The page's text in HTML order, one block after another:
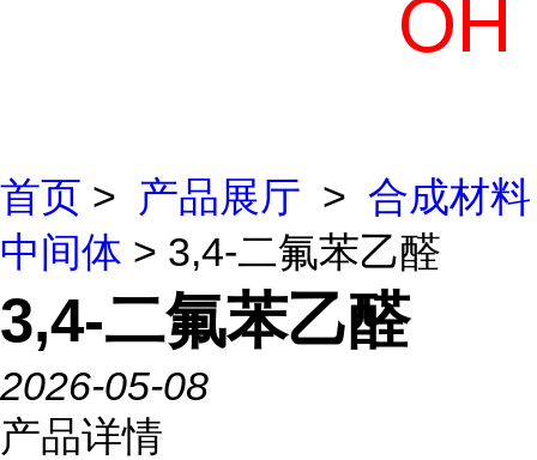
首页 > 产品展厅 > 合成材料
中间体 > 3,4-二氟苯乙醛
3,4-二氟苯乙醛
2026-05-08
产品详情